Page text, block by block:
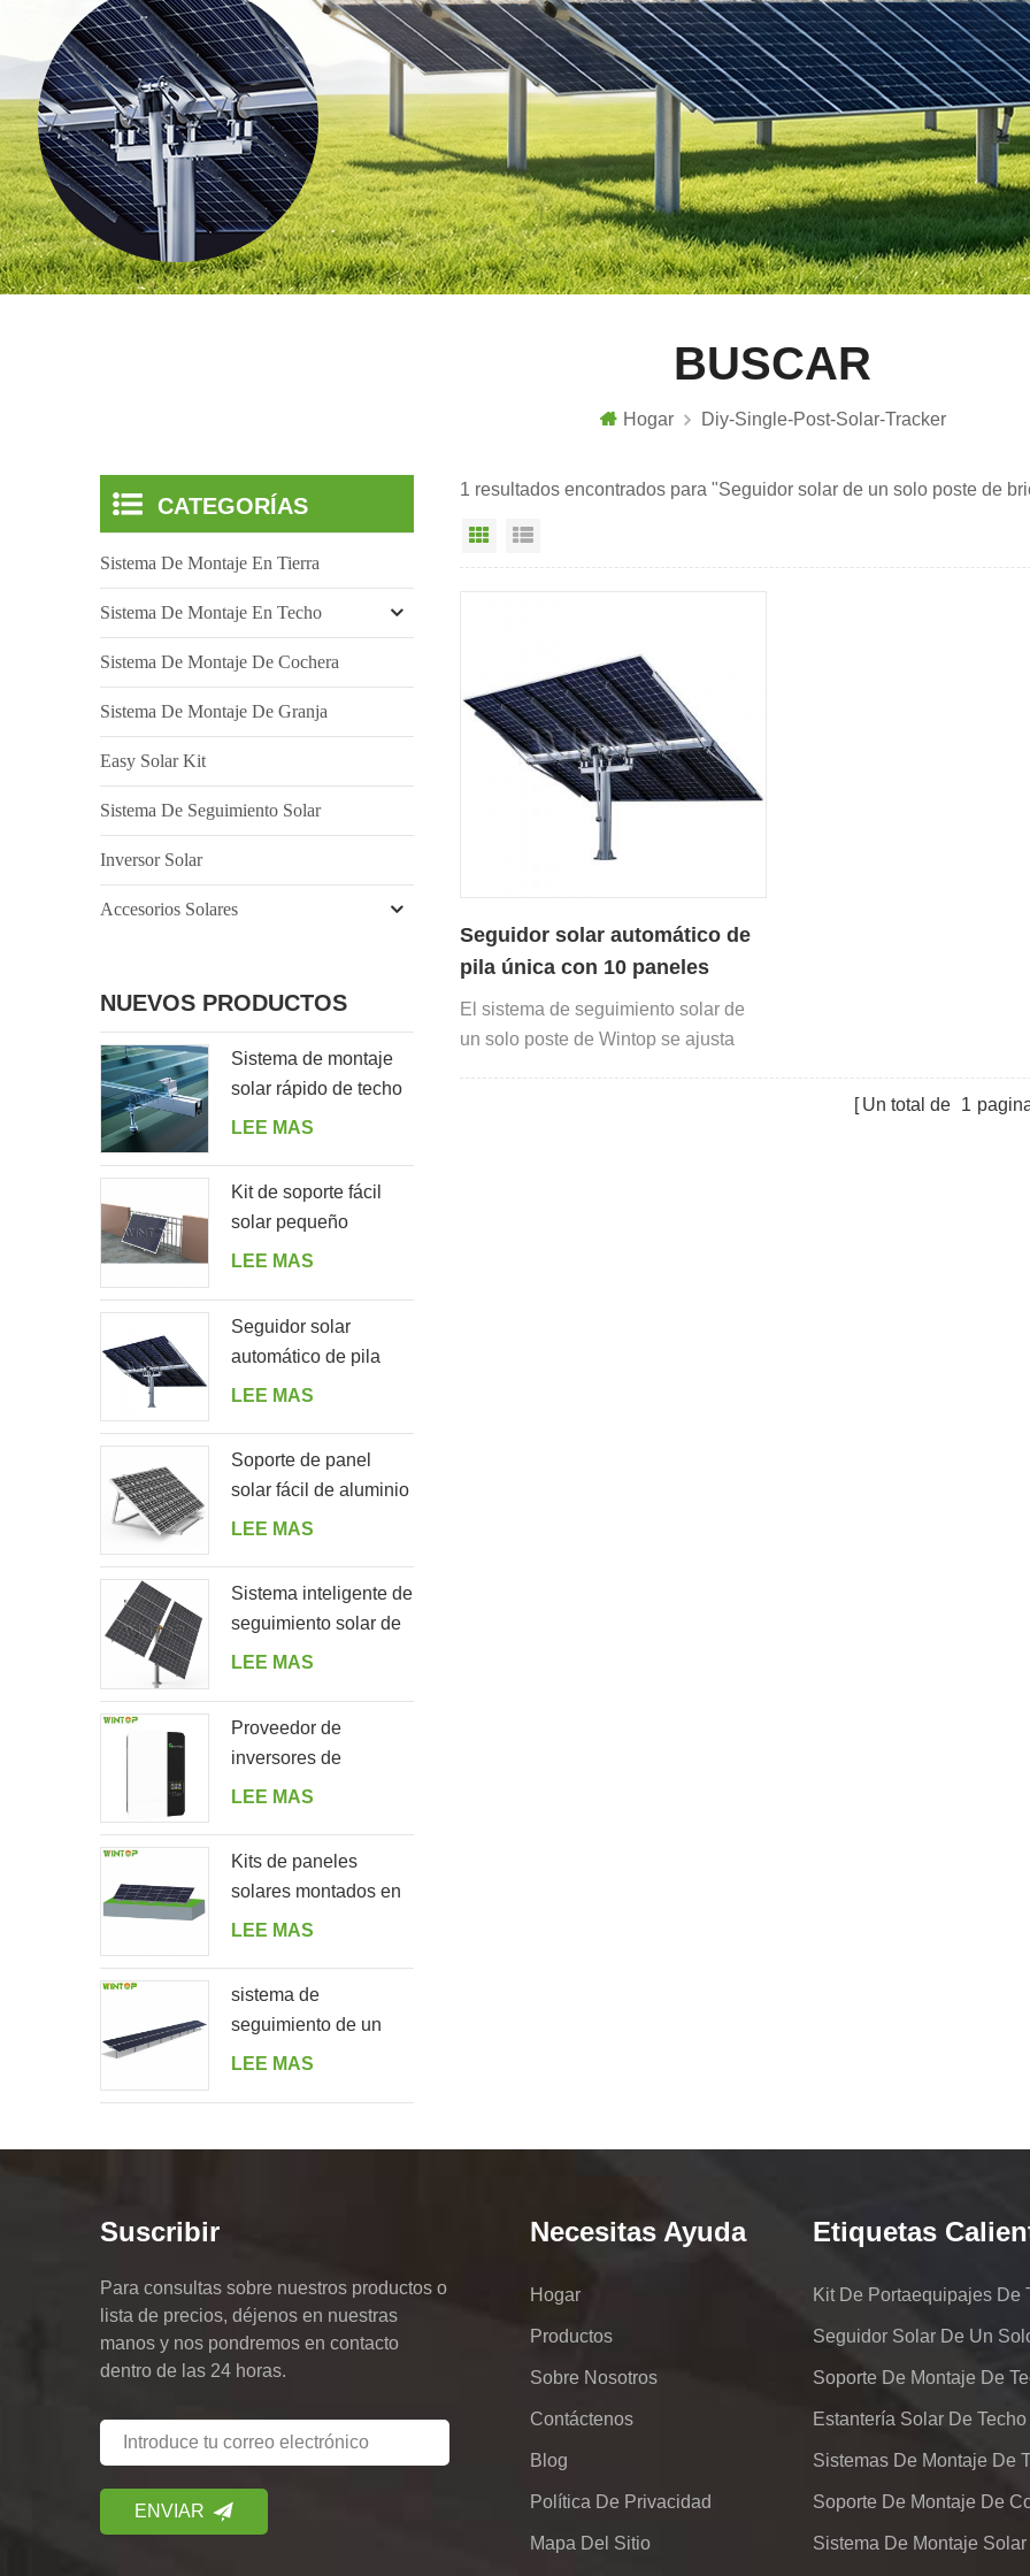
BUSCAR
Hogar Diy-Single-Post-Solar-Tracker
1 resultados encontrados para "Seguidor solar de un solo poste de
Vista en cuadrícula
Seguidor solar automático de
pila única con 10 paneles
fotovoltaicos
El sistema de seguimiento solar de
un solo poste de Wintop se ajusta
Un total de 1
CATEGORÍAS
Sistema De Montaje En Tierra
Sistema De Montaje En Techo
Sistema De Montaje De Cochera
Sistema De Montaje De Granja
Easy Solar Kit
Sistema De Seguimiento Solar
Inversor Solar
Accesorios Solares
NUEVOS PRODUCTOS
Sistema de montaje
solar rápido de techo
de hojalata con perno
LEE MAS
Kit de soporte fácil
solar pequeño
residencial para el
LEE MAS
Seguidor solar
automático de pila
única con 10 paneles
LEE MAS
Soporte de panel
solar fácil de aluminio
ajustable en ángulo
LEE MAS
Sistema inteligente de
seguimiento solar de
doble fila de un solo
LEE MAS
Proveedor de
inversores de
almacenamiento de
LEE MAS
Kits de paneles
solares montados en
el suelo en forma de A
LEE MAS
sistema de
seguimiento de un
solo eje horizontal de
LEE MAS
Suscribir
Para consultas sobre nuestros productos o
lista de precios, déjenos en nuestras
manos y nos pondremos en contacto
dentro de las 24 horas.
Necesitas Ayuda
Hogar
Productos
Sobre Nosotros
Contáctenos
Blog
Política De Privacidad
Mapa Del Sitio
Etiquetas
Seguidor Solar De Un
Soporte De Montaje De
Estantería Solar De
Sistema De Montaje